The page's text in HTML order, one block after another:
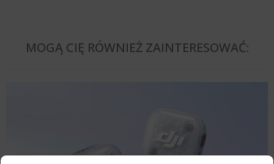
MOGĄ CIĘ RÓWNIEŻ ZAINTERESOWAĆ: